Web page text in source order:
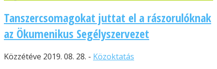
Tanszercsomagokat juttat el a rászorulóknak
az Ökumenikus Segélyszervezet
Közzétéve 2019. 08. 28. - Közoktatás